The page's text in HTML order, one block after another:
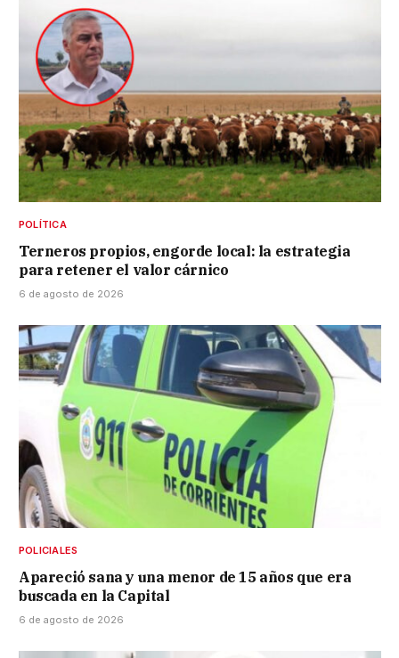
POLÍTICA
Terneros propios, engorde local: la estrategia
para retener el valor cárnico
6 de agosto de 2026
POLICIALES
Apareció sana y una menor de 15 años que era
buscada en la Capital
6 de agosto de 2026